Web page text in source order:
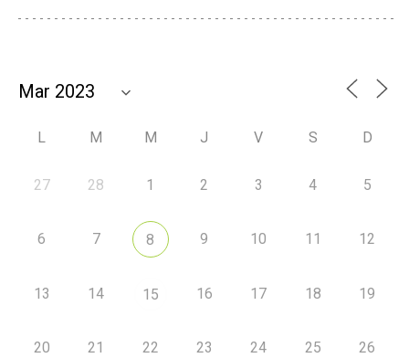
L M M J V S D
27 28 1 2 3 4 5
6 7 8 9 10 11 12
13 14 15 16 17 18 19
20 21 22 23 24 25 26